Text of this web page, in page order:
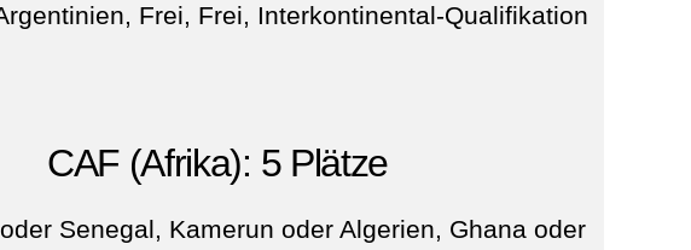
Frei, Frei, Interkontinental-Qualifikation
CAF (Afrika): 5 Plätze
Senegal, Kamerun oder Algerien, Ghana oder